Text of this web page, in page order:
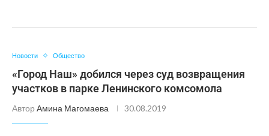
Новости Общество
«Город Наш» добился через суд возвращения
участков в парке Ленинского комсомола
Автор Амина Магомаева 30.08.2019